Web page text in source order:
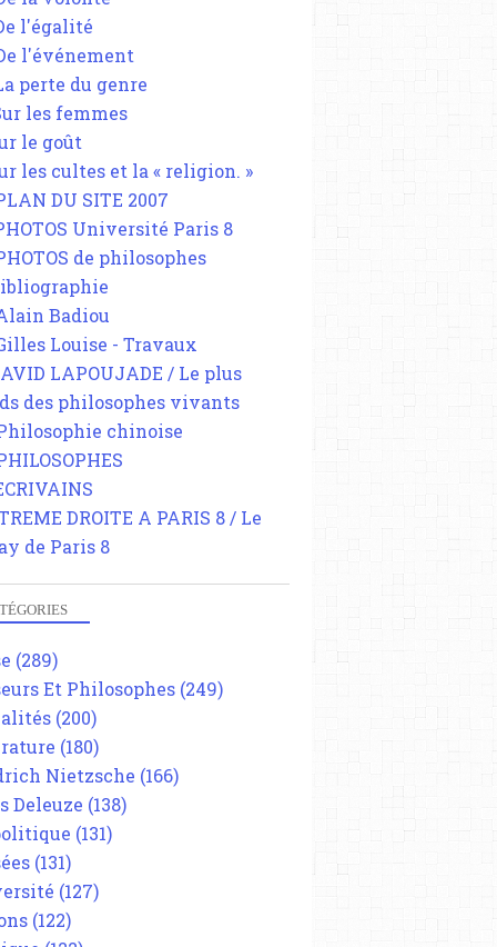
l'égalité
l'événement
perte du genre
les femmes
le goût
les cultes et la « religion. »
DU SITE 2007
Université Paris 8
de philosophes
Badiou
Louise - Travaux
LAPOUJADE / Le plus
des philosophes vivants
chinoise
DROITE A PARIS 8 / Le
de Paris 8
(289)
Et Philosophes (249)
(200)
(180)
Nietzsche (166)
Deleuze (138)
(131)
(131)
(127)
(122)